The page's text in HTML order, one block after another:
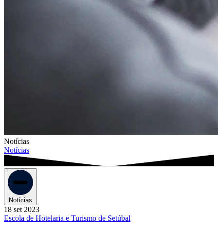
Notícias
Notícias
Notícias
18 set 2023
Escola de Hotelaria e Turismo de Setúbal